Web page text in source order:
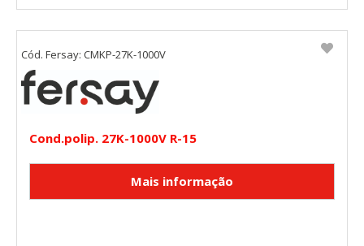
Cond.polip. 27K-1000V R-15
Cód. Fersay: CMKP-27K-1000V